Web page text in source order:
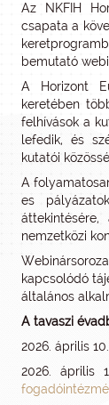
Az NKFIH
csapata a
bemutató
A Horizont
keretében
felhívások a
lefedik, és
kutatói
A
es
nemzetközi
kapcsolódó
általános
A tavaszi
2026. április 10.
2026. április